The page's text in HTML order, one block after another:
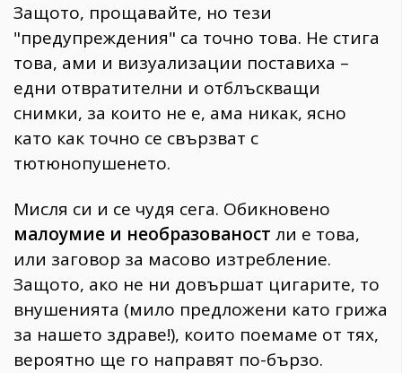
Защото, прощавайте, но тези
"предупреждения" са точно това. Не стига
това, ами и визуализации поставиха –
едни отвратителни и отблъскващи
снимки, за които не е, ама никак, ясно
като как точно се свързват с
тютюнопушенето.
Мисля си и се чудя сега. Обикновено
малоумие и необразованост ли е това,
или заговор за масово изтребление.
Защото, ако не ни довършат цигарите, то
внушенията (мило предложени като грижа
за нашето здраве!), които поемаме от тях,
вероятно ще го направят по-бързо.